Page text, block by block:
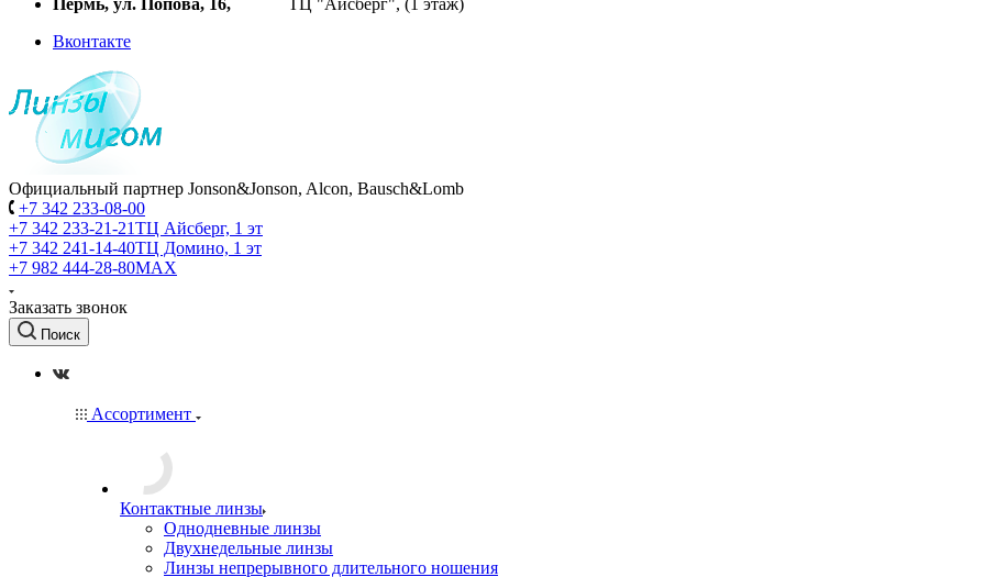
Пермь, ул. Попова, 16, ТЦ "Айсберг", (1 этаж)
Вконтакте
Официальный партнер Jonson&Jonson, Alcon, Bausch&Lomb
+7 342 233-08-00
+7 342 233-21-21ТЦ Айсберг, 1 эт
+7 342 241-14-40ТЦ Домино, 1 эт
+7 982 444-28-80MAX
Заказать звонок
Поиск
Ассортимент
Контактные линзы
Однодневные линзы
Двухнедельные линзы
Линзы непрерывного длительного ношения